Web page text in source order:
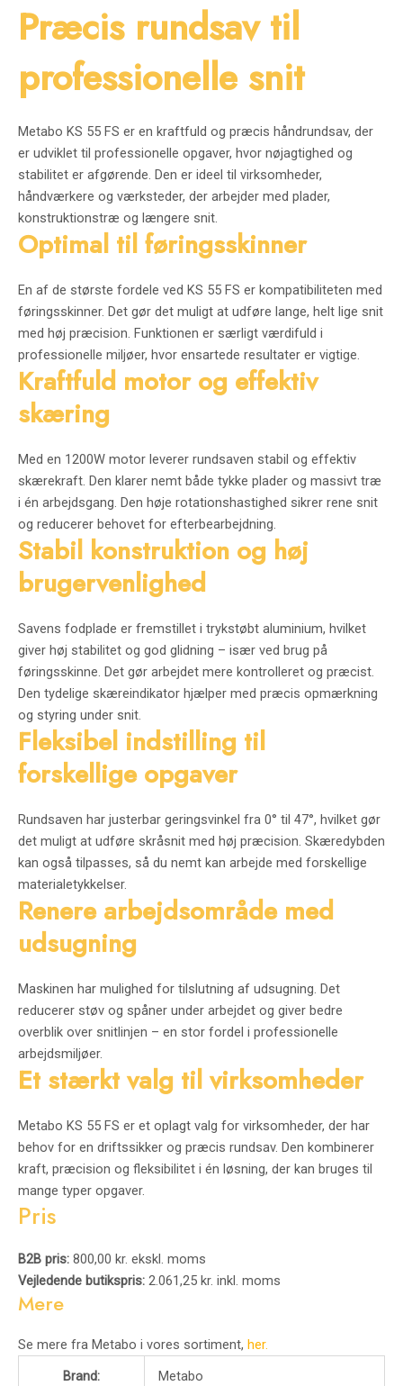
Præcis rundsav til
professionelle snit
Metabo KS 55 FS er en kraftfuld og præcis håndrundsav, der
er udviklet til professionelle opgaver, hvor nøjagtighed og
stabilitet er afgørende. Den er ideel til virksomheder,
håndværkere og værksteder, der arbejder med plader,
konstruktionstræ og længere snit.
Optimal til føringsskinner
En af de største fordele ved KS 55 FS er kompatibiliteten med
føringsskinner. Det gør det muligt at udføre lange, helt lige snit
med høj præcision. Funktionen er særligt værdifuld i
professionelle miljøer, hvor ensartede resultater er vigtige.
Kraftfuld motor og effektiv
skæring
Med en 1200W motor leverer rundsaven stabil og effektiv
skærekraft. Den klarer nemt både tykke plader og massivt træ
i én arbejdsgang. Den høje rotationshastighed sikrer rene snit
og reducerer behovet for efterbearbejdning.
Stabil konstruktion og høj
brugervenlighed
Savens fodplade er fremstillet i trykstøbt aluminium, hvilket
giver høj stabilitet og god glidning – især ved brug på
føringsskinne. Det gør arbejdet mere kontrolleret og præcist.
Den tydelige skæreindikator hjælper med præcis opmærkning
og styring under snit.
Fleksibel indstilling til
forskellige opgaver
Rundsaven har justerbar geringsvinkel fra 0° til 47°, hvilket gør
det muligt at udføre skråsnit med høj præcision. Skæredybden
kan også tilpasses, så du nemt kan arbejde med forskellige
materialetykkelser.
Renere arbejdsområde med
udsugning
Maskinen har mulighed for tilslutning af udsugning. Det
reducerer støv og spåner under arbejdet og giver bedre
overblik over snitlinjen – en stor fordel i professionelle
arbejdsmiljøer.
Et stærkt valg til virksomheder
Metabo KS 55 FS er et oplagt valg for virksomheder, der har
behov for en driftssikker og præcis rundsav. Den kombinerer
kraft, præcision og fleksibilitet i én løsning, der kan bruges til
mange typer opgaver.
Pris
B2B pris: 800,00 kr. ekskl. moms
Vejledende butikspris: 2.061,25 kr. inkl. moms
Mere
Se mere fra Metabo i vores sortiment, her.
Brand:
Metabo